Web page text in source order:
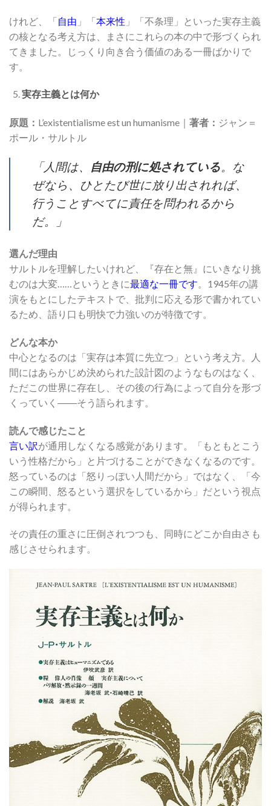
けれど、「自由 」「本来性 」「不条理」といった実存主義
の核となる考え方は、まさにこれらの本の中で形づくられ
てきました。じっくり向き合う価値のある一冊ばかりで
す。
実存主義とは何か
原題： L’existentialisme est un humanisme｜ 著者： ジャン＝
ポール・サルトル
「人間は、 自由の刑に処されている。な
ぜなら、ひとたび世に放り出されれば、
行うことすべてに責任を問われるから
だ。」
選んだ理由
サルトルを理解したいけれど、『存在と無』にいきなり挑
むのは大変……というときに最適な一冊です。1945年の講
演をもとにしたテキストで、批判に応える形で書かれてい
るため、語り口も明快で力強いのが特徴です。
どんな本か
中心となるのは「実存は本質に先立つ」という考え方。人
間にはあらかじめ決められた設計図のようなものはなく、
ただこの世界に存在し、その後の行為によって自分を形づ
くっていく――そう語られます。
読んで感じたこと
言い訳が通用しなくなる感覚があります。「もともとこう
いう性格だから」と片づけることができなくなるのです。
怒っているのは「怒りっぽい人間だから」ではなく、「今
この瞬間、怒るという選択をしているから」だという視点
が得られます。
その責任の重さに圧倒されつつも、同時にどこか自由さも
感じさせられます。